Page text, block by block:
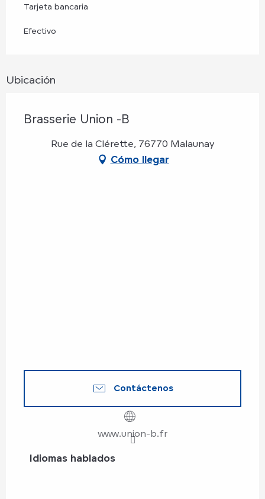
Tarjeta bancaria
Efectivo
Ubicación
Brasserie Union -B
Rue de la Clérette, 76770 Malaunay
Cómo llegar
Contáctenos
www.union-b.fr
Idiomas hablados
Idiomas hablados